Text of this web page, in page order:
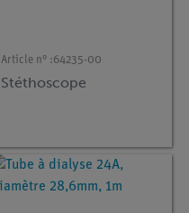
Article n° :64235-00
Stéthoscope